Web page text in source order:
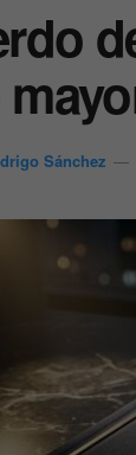
Sánchez